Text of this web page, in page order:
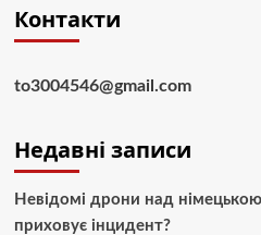
Контакти
to3004546@gmail.com
Недавні записи
Невідомі дрони над
приховує інцидент?